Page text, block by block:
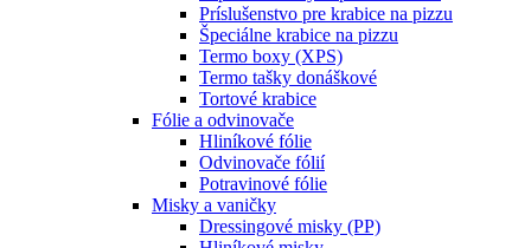
Príslušenstvo pre krabice na pizzu
Špeciálne krabice na pizzu
Termo boxy (XPS)
Termo tašky donáškové
Tortové krabice
Fólie a odvinovače
Hliníkové fólie
Odvinovače fólií
Potravinové fólie
Misky a vaničky
Dressingové misky (PP)